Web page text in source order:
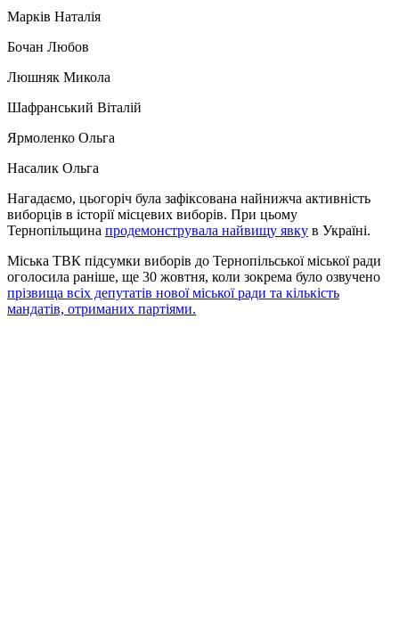
Марків Наталія
Бочан Любов
Люшняк Микола
Шафранський Віталій
Ярмоленко Ольга
Насалик Ольга
Нагадаємо, цьогоріч була зафіксована найнижча активність
виборців в історії місцевих виборів. При цьому
Тернопільщина продемонструвала найвищу явку в Україні.
Міська ТВК підсумки виборів до Тернопільської міської ради
оголосила раніше, ще 30 жовтня, коли зокрема було озвучено
прізвища всіх депутатів нової міської ради та кількість
мандатів, отриманих партіями.